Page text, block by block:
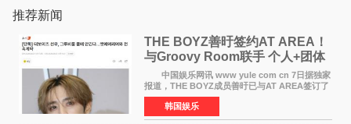
推荐新闻
THE BOYZ善旴签约AT AREA！
与Groovy Room联手 个人+团体
活动并行
中国娱乐网讯 www yule com cn 7日据独家
报道，THE BOYZ成员善旴已与AT AREA签订了
专属合约。AT AREA是由知名制作人组合
Groovy Room创立的hip-hop厂牌，旗下拥有多
位实力派音乐人，在韩
韩国娱乐